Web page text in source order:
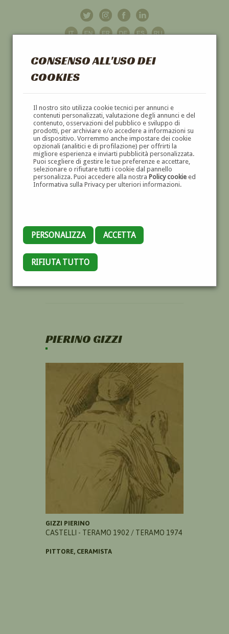
CONSENSO ALL'USO DEI
COOKIES
Il nostro sito utilizza cookie tecnici per annunci e
contenuti personalizzati, valutazione degli annunci e del
contenuto, osservazioni del pubblico e sviluppo di
prodotti, per archiviare e/o accedere a informazioni su
un dispositivo. Vorremmo anche impostare dei cookie
opzionali (analitici e di profilazione) per offrirti la
migliore esperienza e inviarti pubblicità personalizzata.
Puoi scegliere di gestire le tue preferenze e accettare,
selezionare o rifiutare tutti i cookie dal pannello
personalizza. Puoi accedere alla nostra Policy cookieed
Informativa sulla Privacy per ulteriori informazioni.
PERSONALIZZA ACCETTA
RIFIUTA TUTTO
GALLERIAD'ARTE
DIPINTI E SCULTURE '800 E '900
PIERINO GIZZI
GIZZI PIERINO
CASTELLI - TERAMO 1902 / TERAMO 1974
PITTORE, CERAMISTA